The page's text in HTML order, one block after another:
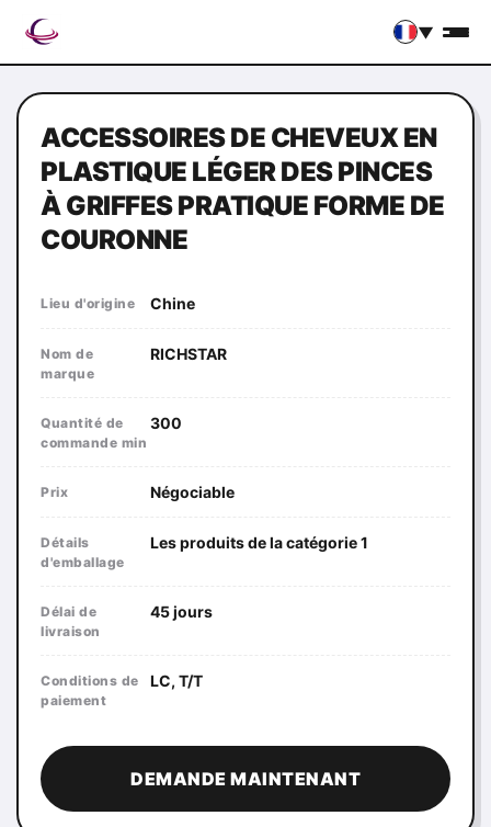
▼
ACCESSOIRES DE CHEVEUX EN
PLASTIQUE LÉGER DES PINCES
À GRIFFES PRATIQUE FORME DE
COURONNE
Lieu d'origine Chine
Nom de
marque
RICHSTAR
Quantité de
commande min
300
Prix Négociable
Détails
d'emballage
Les produits de la catégorie 1
Délai de
livraison
45 jours
Conditions de
paiement
LC, T/T
DEMANDE MAINTENANT